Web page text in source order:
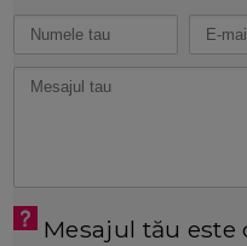
Mesajul tău este